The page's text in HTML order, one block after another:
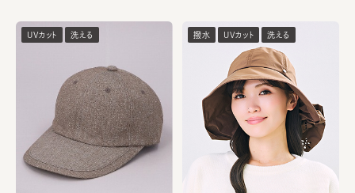
UVカット 洗える 撥水 UVカット 洗える